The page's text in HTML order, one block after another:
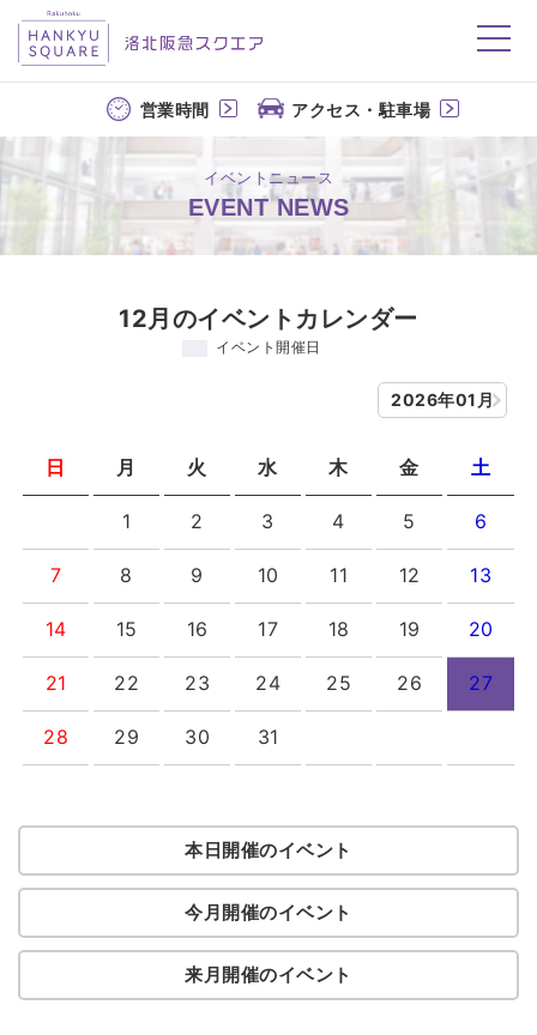
洛北阪急スクエア
営業時間 アクセス・駐車場
イベントニュース
EVENT NEWS
12月のイベントカレンダー
イベント開催日
2026年01月
日 月 火 水 木 金 土
1 2 3 4 5 6
7 8 9 10 11 12 13
14 15 16 17 18 19 20
21 22 23 24 25 26 27
28 29 30 31
本日開催のイベント
今月開催のイベント
来月開催のイベント